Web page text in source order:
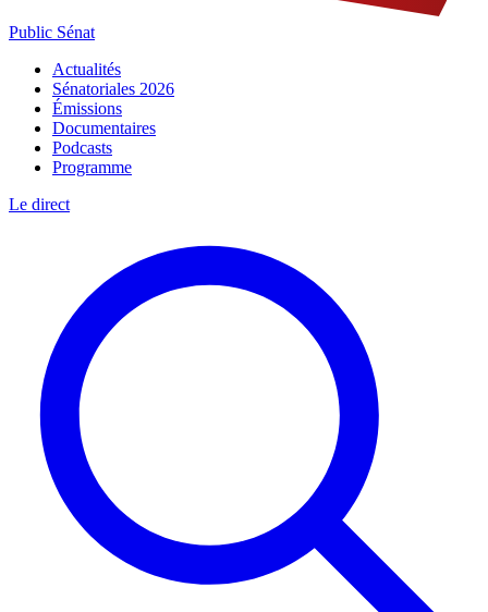
Public Sénat
Actualités
Sénatoriales 2026
Émissions
Documentaires
Podcasts
Programme
Le direct